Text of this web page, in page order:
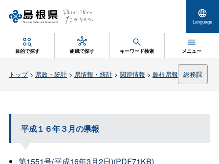
Language
目的で探す 組織で探す キーワード検索 メニュー
トップ> 県政・統計> 県情報・統計> 関連情報 > 島根県報 総務課
平成１６年３月の県報
第1551号(平成16年3月2日)(PDF71KB)